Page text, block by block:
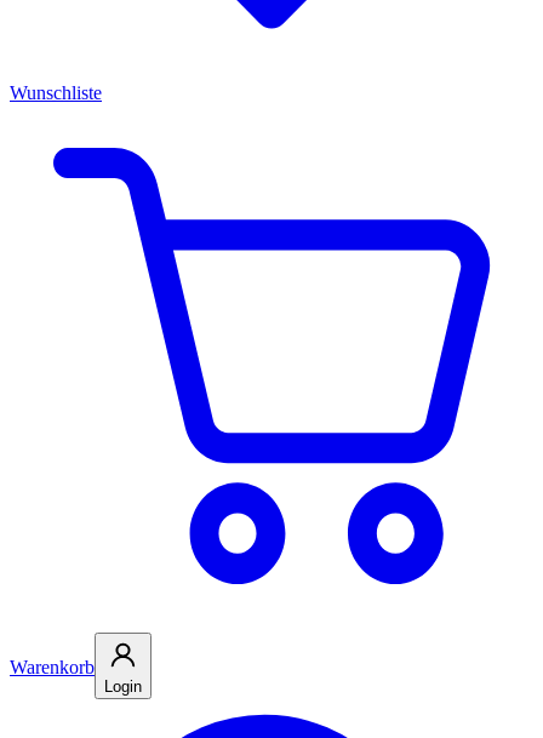
Wunschliste
Warenkorb
Login